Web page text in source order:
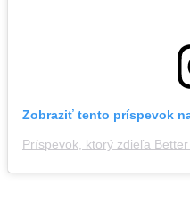
Zobraziť tento príspevok